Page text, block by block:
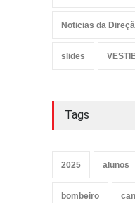
Noticias da
slides
Tags
2025 alunos
bombeiro